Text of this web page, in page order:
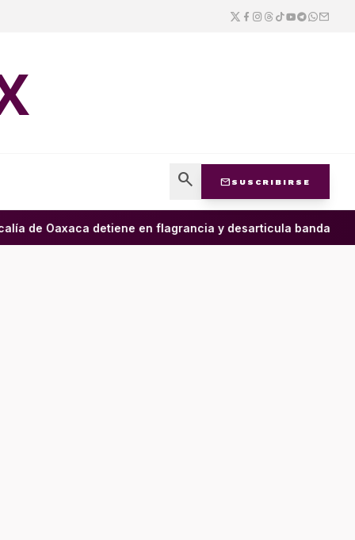
search mail SUSCRIBIRSE
de Oaxaca detiene en flagrancia y desarticula banda